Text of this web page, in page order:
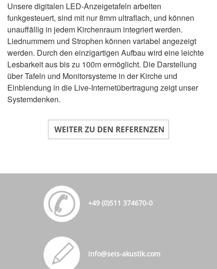
Unsere digitalen LED-Anzeigetafeln arbeiten
funkgesteuert, sind mit nur 8mm ultraflach, und können
unauffällig in jedem Kirchenraum integriert werden.
Liednummern und Strophen können variabel angezeigt
werden. Durch den einzigartigen Aufbau wird eine leichte
Lesbarkeit aus bis zu 100m ermöglicht. Die Darstellung
über Tafeln und Monitorsysteme in der Kirche und
Einblendung in die Live-Internetübertragung zeigt unser
Systemdenken.
+49 (0)511 374670-0
info@seis-akustik.com